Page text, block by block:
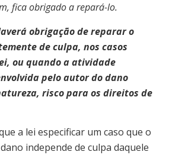
fica obrigado a repará-lo.
obrigação de reparar o
de culpa, nos casos
ou quando a atividade
pelo autor do dano
risco para os direitos de
a lei especificar um caso que o
independe de culpa daquele